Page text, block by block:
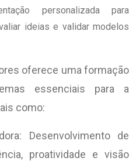
personalizada para
ideias e validar modelos
oferece uma formação
essenciais para a
como:
Desenvolvimento de
proatividade e visão